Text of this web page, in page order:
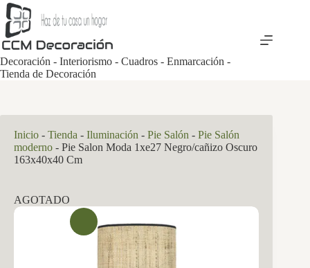
Saltar
al
contenido
Decoración - Interiorismo - Cuadros - Enmarcación -
Tienda de Decoración
Inicio - Tienda - Iluminación - Pie Salón - Pie Salón
moderno - Pie Salon Moda 1xe27 Negro/cañizo Oscuro
163x40x40 Cm
AGOTADO